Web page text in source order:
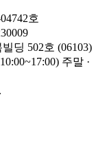
호
딩 502호 (06103)
주말 ·